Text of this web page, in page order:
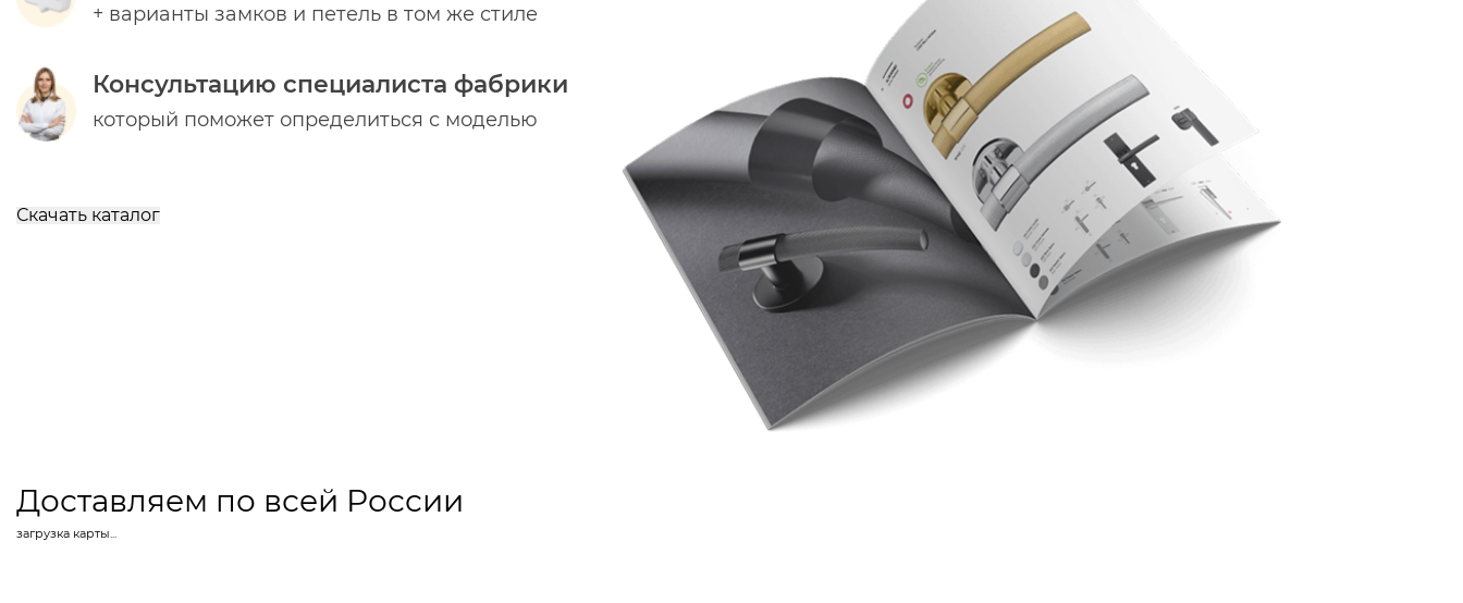
+ варианты замков и петель в том же стиле
Консультацию специалиста фабрики
который поможет определиться с моделью
Скачать каталог
Доставляем по всей России
загрузка карты...